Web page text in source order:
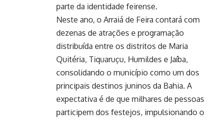
parte da identidade feirense.
Neste ano, o Arraiá de Feira contará com
dezenas de atrações e programação
distribuída entre os distritos de Maria
Quitéria, Tiquaruçu, Humildes e Jaíba,
consolidando o município como um dos
principais destinos juninos da Bahia. A
expectativa é de que milhares de pessoas
participem dos festejos, impulsionando o